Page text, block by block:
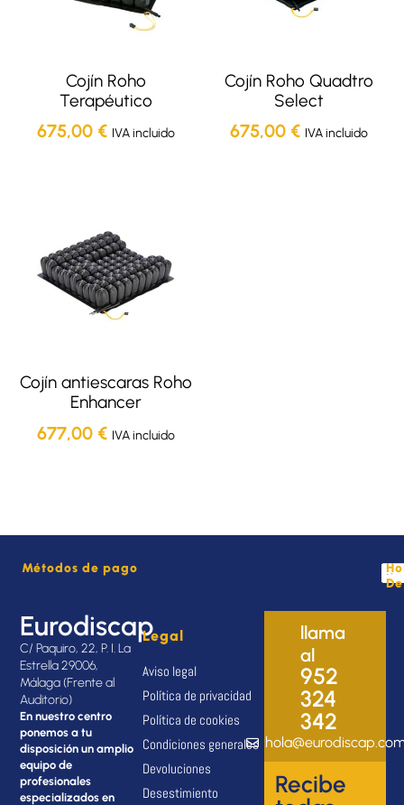
Cojín Roho
Terapéutico
675,00 € IVA incluido
Cojín Roho Quadtro
Select
675,00 € IVA incluido
Cojín antiescaras Roho
Enhancer
677,00 € IVA incluido
Métodos de pago
Eurodiscap
C/ Paquiro, 22, P. I. La
Estrella 29006,
Málaga (Frente al
Auditorio)
En nuestro centro
ponemos a tu
disposición un amplio
equipo de
profesionales
especializados en
Legal
Aviso legal
Política de privacidad
Política de cookies
Condiciones generales
Devoluciones
Desestimiento
llama
al
952
324
342
Recibe